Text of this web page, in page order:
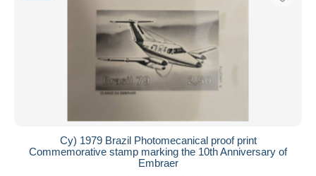
Aplicar
Cy) 1979 Brazil Photomecanical proof print
Commemorative stamp marking the 10th Anniversary of
Embraer